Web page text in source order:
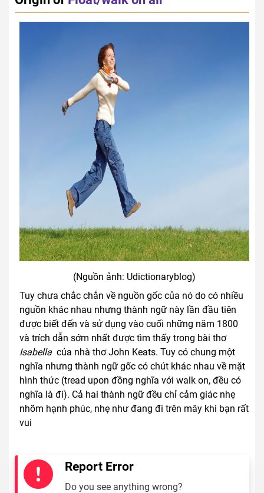
(Nguồn ảnh: Udictionaryblog)
Tuy chưa chắc chắn về nguồn gốc của nó do có nhiều
nguồn khác nhau nhưng thành ngữ này lần đầu tiên
được biết đến và sử dụng vào cuối những năm 1800
và trích dẫn sớm nhất được tìm thấy trong bài thơ
Isabella của nhà thơ John Keats. Tuy có chung một
nghĩa nhưng thành ngữ gốc có chút khác nhau về mặt
hình thức (tread upon đồng nghĩa với walk on, đều có
nghĩa là đi). Cả hai thành ngữ đều chỉ cảm giác nhẹ
nhõm hạnh phúc, nhẹ như đang đi trên mây khi bạn rất
vui
Report Error
Do you see anything wrong?